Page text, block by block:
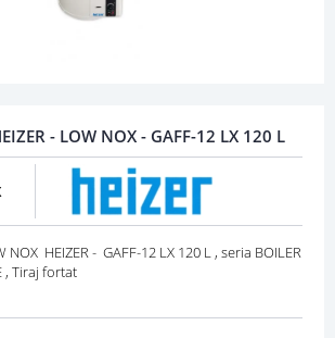
- LOW NOX - GAFF-12 LX 120 L
NOX HEIZER - GAFF-12 LX 120 L , seria BOILER
, Tiraj fortat